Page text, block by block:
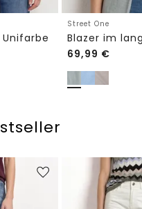
Street One
69,99 €